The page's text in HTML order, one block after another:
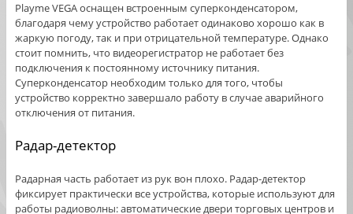
Playme VEGA оснащен встроенным суперконденсатором,
благодаря чему устройство работает одинаково хорошо как в
жаркую погоду, так и при отрицательной температуре. Однако
стоит помнить, что видеорегистратор не работает без
подключения к постоянному источнику питания.
Суперконденсатор необходим только для того, чтобы
устройство корректно завершало работу в случае аварийного
отключения от питания.
Радар-детектор
Радарная часть работает из рук вон плохо. Радар-детектор
фиксирует практически все устройства, которые используют для
работы радиоволны: автоматические двери торговых центров и